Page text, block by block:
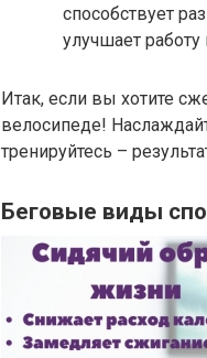
способствует
улучшает
Итак, если вы хотите
велосипеде!
тренируйтесь –
Беговые виды